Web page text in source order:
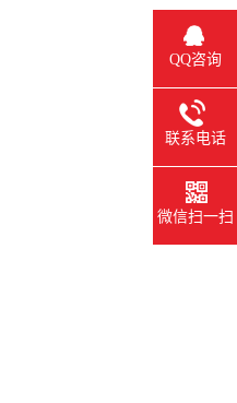
QQ咨询
联系电话
微信扫一扫